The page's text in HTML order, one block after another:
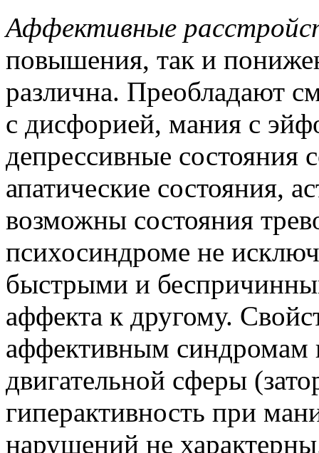
Аффективные
повышения, так и
различна. Преобладают
с дисфорией, мания с
депрессивные состояния
апатические состояния,
возможны состояния
психосиндроме не
быстрыми и
аффекта к другому.
аффективным
двигательной сферы
гиперактивность при
нарушений не